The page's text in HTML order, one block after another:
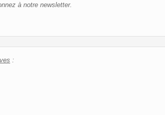
à notre newsletter.
: